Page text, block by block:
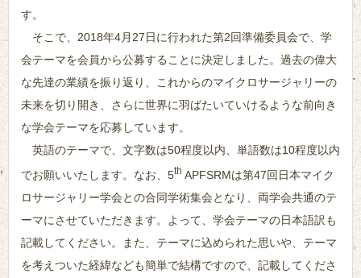
す。
そこで、2018年4月27日に行われた第2回準備委員会で、学
会テーマを会員から公募することに決定しました。過去の偉大
な先達の業績を振り返り、これからのマイクロサージャリーの
未来を切り開き、さらに世界に羽ばたいていけるような前向き
な学会テーマを応募しています。
英語のテーマで、文字数は50程度以内、単語数は10程度以内
でお願いいたします。なお、5th APFSRMは第47回日本マイク
ロサージャリー学会との合同学術集会となり、両学会共通のテ
ーマにさせていただきます。よって、学会テーマの日本語訳も
記載してください。また、テーマに込められた思いや、テーマ
を考えついた経緯なども簡単で結構ですので、記載してくださ